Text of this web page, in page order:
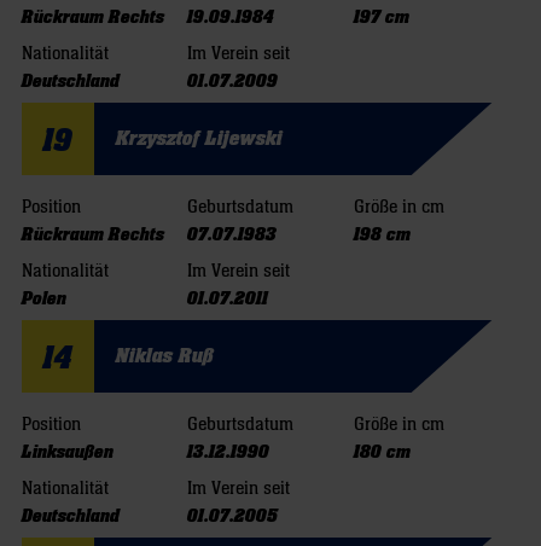
Rückraum Rechts
19.09.1984
197 cm
Nationalität
Deutschland
Im Verein seit
01.07.2009
19 Krzysztof Lijewski
Position
Rückraum Rechts
Geburtsdatum
07.07.1983
Größe in cm
198 cm
Nationalität
Polen
Im Verein seit
01.07.2011
14 Niklas Ruß
Position
Linksaußen
Geburtsdatum
13.12.1990
Größe in cm
180 cm
Nationalität
Deutschland
Im Verein seit
01.07.2005